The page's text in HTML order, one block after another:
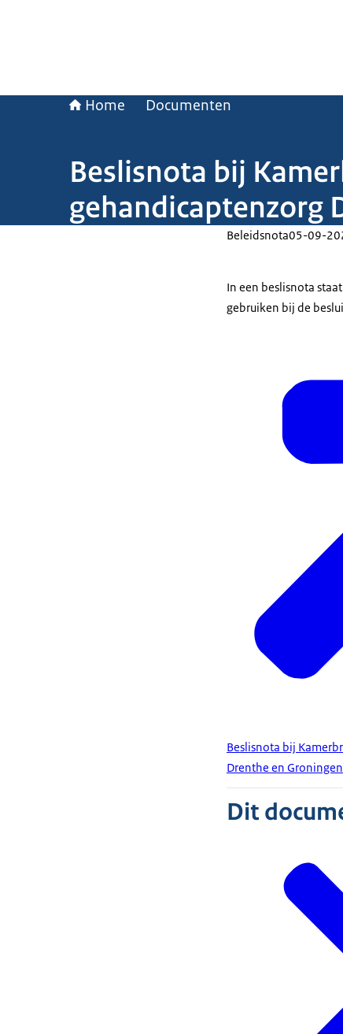
Home Documenten
Beslisnota bij
gehandicaptenzorg
Beleidsnota05-09-
In een beslisnota
gebruiken bij de
Beslisnota bij
Drenthe en Groningen
Dit